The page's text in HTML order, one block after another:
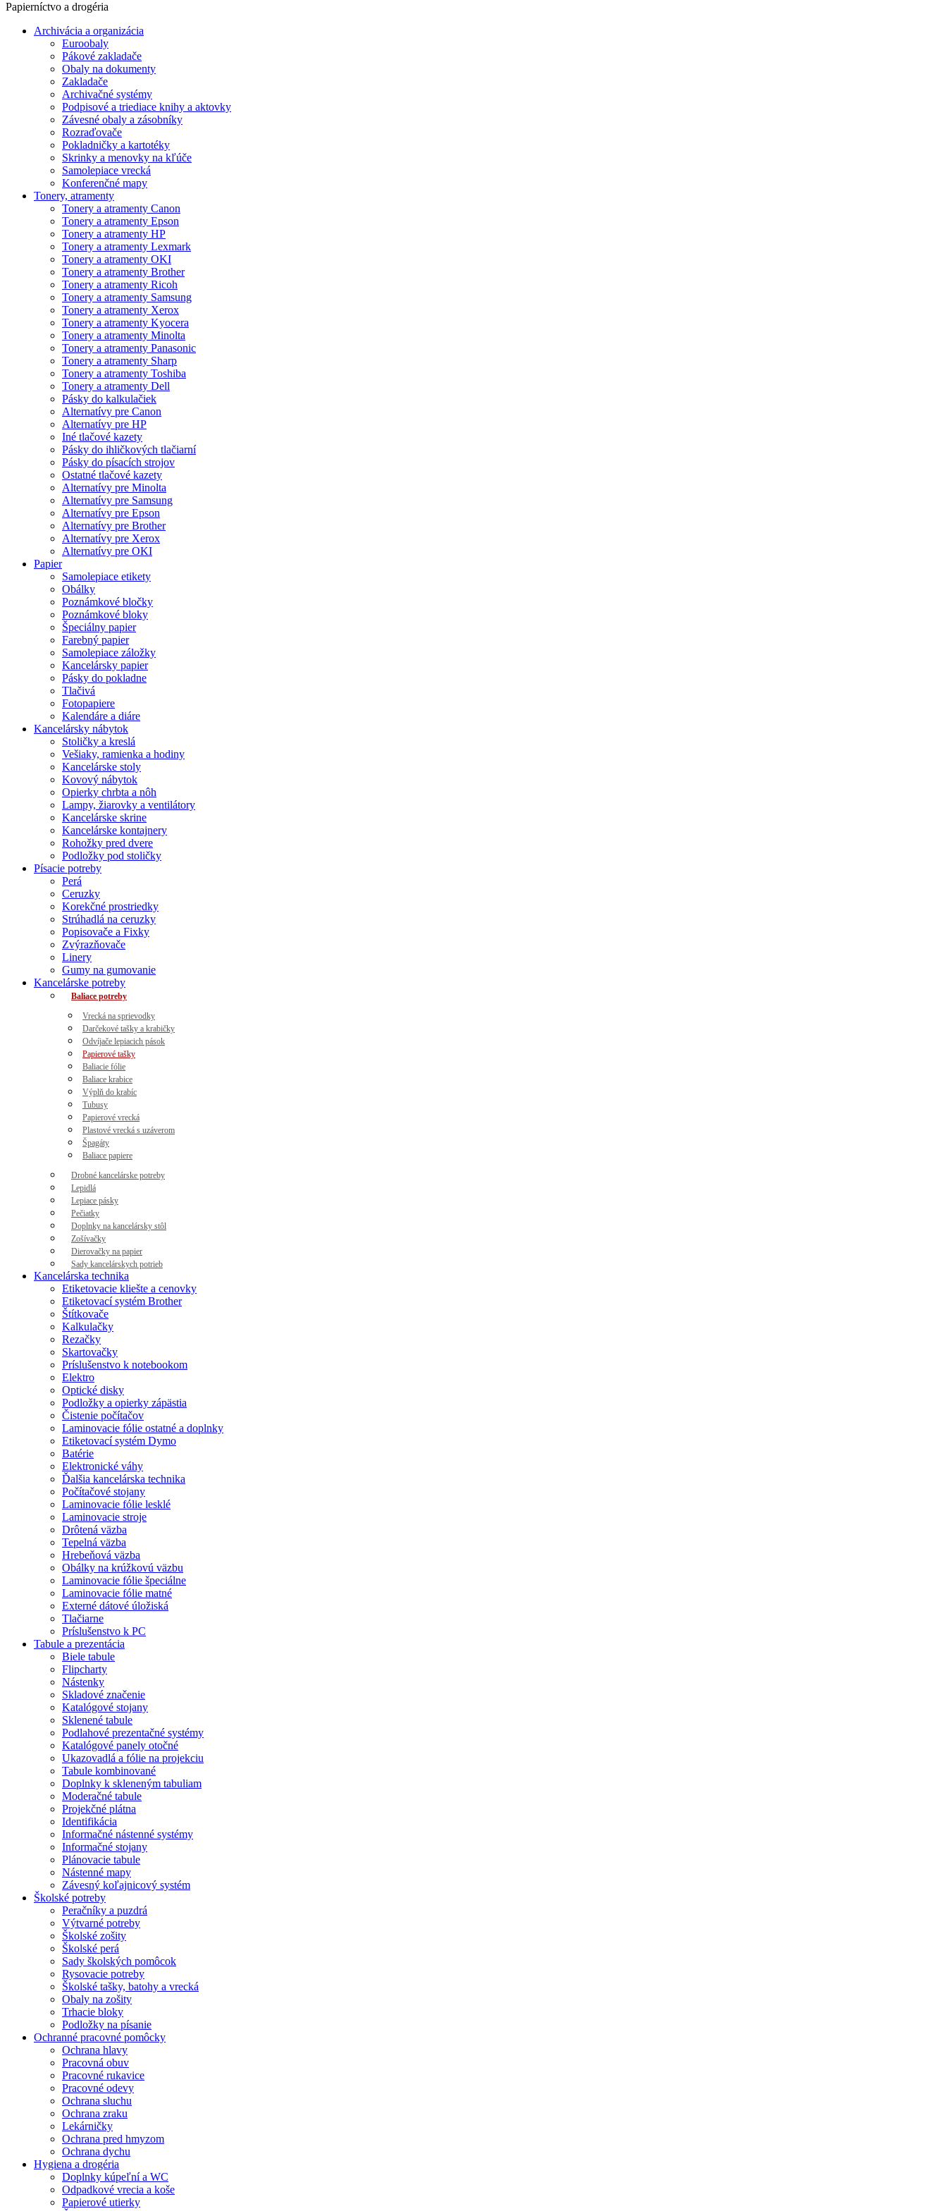
Papierníctvo a drogéria
Archivácia a organizácia
Euroobaly
Pákové zakladače
Obaly na dokumenty
Zakladače
Archivačné systémy
Podpisové a triediace knihy a aktovky
Závesné obaly a zásobníky
Rozraďovače
Pokladničky a kartotéky
Skrinky a menovky na kľúče
Samolepiace vrecká
Konferenčné mapy
Tonery, atramenty
Tonery a atramenty Canon
Tonery a atramenty Epson
Tonery a atramenty HP
Tonery a atramenty Lexmark
Tonery a atramenty OKI
Tonery a atramenty Brother
Tonery a atramenty Ricoh
Tonery a atramenty Samsung
Tonery a atramenty Xerox
Tonery a atramenty Kyocera
Tonery a atramenty Minolta
Tonery a atramenty Panasonic
Tonery a atramenty Sharp
Tonery a atramenty Toshiba
Tonery a atramenty Dell
Pásky do kalkulačiek
Alternatívy pre Canon
Alternatívy pre HP
Iné tlačové kazety
Pásky do ihličkových tlačiarní
Pásky do písacích strojov
Ostatné tlačové kazety
Alternatívy pre Minolta
Alternatívy pre Samsung
Alternatívy pre Epson
Alternatívy pre Brother
Alternatívy pre Xerox
Alternatívy pre OKI
Papier
Samolepiace etikety
Obálky
Poznámkové bločky
Poznámkové bloky
Špeciálny papier
Farebný papier
Samolepiace záložky
Kancelársky papier
Pásky do pokladne
Tlačivá
Fotopapiere
Kalendáre a diáre
Kancelársky nábytok
Stoličky a kreslá
Vešiaky, ramienka a hodiny
Kancelárske stoly
Kovový nábytok
Opierky chrbta a nôh
Lampy, žiarovky a ventilátory
Kancelárske skrine
Kancelárske kontajnery
Rohožky pred dvere
Podložky pod stoličky
Písacie potreby
Perá
Ceruzky
Korekčné prostriedky
Strúhadlá na ceruzky
Popisovače a Fixky
Zvýrazňovače
Linery
Gumy na gumovanie
Kancelárske potreby
Baliace potreby
Vrecká na sprievodky
Darčekové tašky a krabičky
Odvíjače lepiacich pások
Papierové tašky
Baliacie fólie
Baliace krabice
Výplň do krabíc
Tubusy
Papierové vrecká
Plastové vrecká s uzáverom
Špagáty
Baliace papiere
Drobné kancelárske potreby
Lepidlá
Lepiace pásky
Pečiatky
Doplnky na kancelársky stôl
Zošívačky
Dierovačky na papier
Sady kancelárskych potrieb
Kancelárska technika
Etiketovacie kliešte a cenovky
Etiketovací systém Brother
Štítkovače
Kalkulačky
Rezačky
Skartovačky
Príslušenstvo k notebookom
Elektro
Optické disky
Podložky a opierky zápästia
Čistenie počítačov
Laminovacie fólie ostatné a doplnky
Etiketovací systém Dymo
Batérie
Elektronické váhy
Ďalšia kancelárska technika
Počítačové stojany
Laminovacie fólie lesklé
Laminovacie stroje
Drôtená väzba
Tepelná väzba
Hrebeňová väzba
Obálky na krúžkovú väzbu
Laminovacie fólie špeciálne
Laminovacie fólie matné
Externé dátové úložiská
Tlačiarne
Príslušenstvo k PC
Tabule a prezentácia
Biele tabule
Flipcharty
Nástenky
Skladové značenie
Katalógové stojany
Sklenené tabule
Podlahové prezentačné systémy
Katalógové panely otočné
Ukazovadlá a fólie na projekciu
Tabule kombinované
Doplnky k skleneným tabuliam
Moderačné tabule
Projekčné plátna
Identifikácia
Informačné nástenné systémy
Informačné stojany
Plánovacie tabule
Nástenné mapy
Závesný koľajnicový systém
Školské potreby
Peračníky a puzdrá
Výtvarné potreby
Školské zošity
Školské perá
Sady školských pomôcok
Rysovacie potreby
Školské tašky, batohy a vrecká
Obaly na zošity
Trhacie bloky
Podložky na písanie
Ochranné pracovné pomôcky
Ochrana hlavy
Pracovná obuv
Pracovné rukavice
Pracovné odevy
Ochrana sluchu
Ochrana zraku
Lekárničky
Ochrana pred hmyzom
Ochrana dychu
Hygiena a drogéria
Doplnky kúpeľní a WC
Odpadkové vrecia a koše
Papierové utierky